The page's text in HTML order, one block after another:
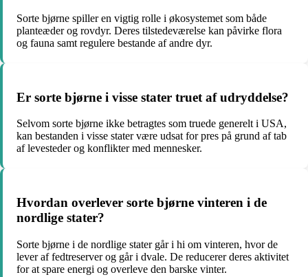
Sorte bjørne spiller en vigtig rolle i økosystemet som både
planteæder og rovdyr. Deres tilstedeværelse kan påvirke flora
og fauna samt regulere bestande af andre dyr.
Er sorte bjørne i visse stater truet af udryddelse?
Selvom sorte bjørne ikke betragtes som truede generelt i USA,
kan bestanden i visse stater være udsat for pres på grund af tab
af levesteder og konflikter med mennesker.
Hvordan overlever sorte bjørne vinteren i de
nordlige stater?
Sorte bjørne i de nordlige stater går i hi om vinteren, hvor de
lever af fedtreserver og går i dvale. De reducerer deres aktivitet
for at spare energi og overleve den barske vinter.